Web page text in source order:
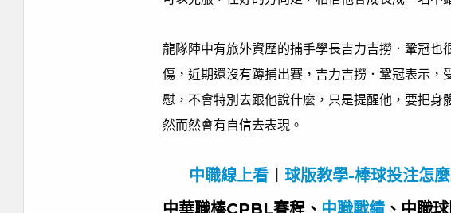
龍隊陣中有旅外資歷的捕手學長吉力吉撈．鞏冠也
傷，近期還沒有蹲捕出賽，吉力吉撈．鞏冠表示，
慰，不會特別去跟他說什麼，只是提醒他，要把身
然而然會有自信去表現。
中職線上看︱ 球版教學-棒球投注怎
中華職棒CPBL賽程、 中職戰績 、中職